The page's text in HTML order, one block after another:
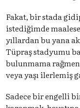
Fakat, bir stada
istediğimde
yıllardan bu yana
Tüpraş stadyumu
bulunmama
veya yaşı ilerlemiş
Sadece bir engelli